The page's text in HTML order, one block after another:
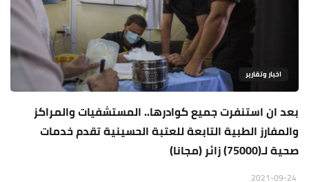
اخبار وتقارير
بعد ان استنفرت جميع كوادرها.. المستشفيات والمراكز
والمفارز الطبية التابعة للعتبة الحسينية تقدم خدمات
صحية لـ(75000) زائر (مجانا)